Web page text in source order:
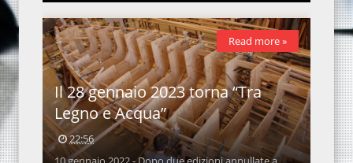
Il 28 gennaio 2023 torna “Tra
Legno e Acqua”
22:56
Read more »